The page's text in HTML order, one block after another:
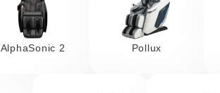
AlphaSonic 2 Pollux